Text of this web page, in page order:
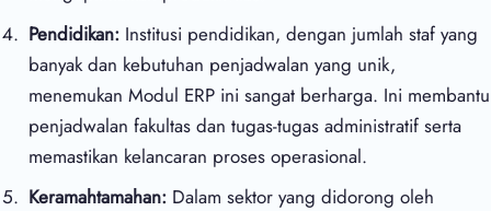
Pendidikan: Institusi pendidikan, dengan jumlah staf yang
banyak dan kebutuhan penjadwalan yang unik,
menemukan Modul ERP ini sangat berharga. Ini membantu
penjadwalan fakultas dan tugas-tugas administratif serta
memastikan kelancaran proses operasional.
Keramahtamahan: Dalam sektor yang didorong oleh